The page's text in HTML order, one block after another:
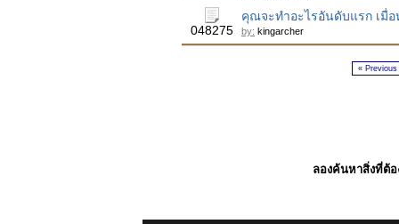
048275
คุณจะทำอะไรอันดับแรก เมื่อ
by: kingarcher
« Previous
ลองค้นหาสิ่งที่ต้อ